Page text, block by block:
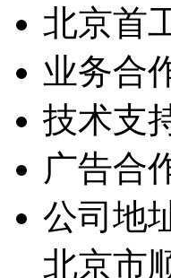
北京首
业务合
技术支
广告合
公司地
北京市